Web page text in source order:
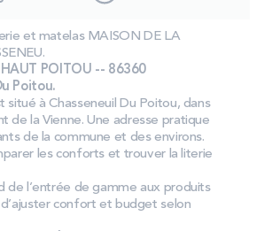
Storelocator
Contact
Mon compte
et matelas MAISON DE LA
POITOU -- 86360
Poitou.
situé à Chasseneuil Du Poitou, dans
de la Vienne. Une adresse pratique
de la commune et des environs.
les conforts et trouver la literie
de l’entrée de gamme aux produits
confort et budget selon